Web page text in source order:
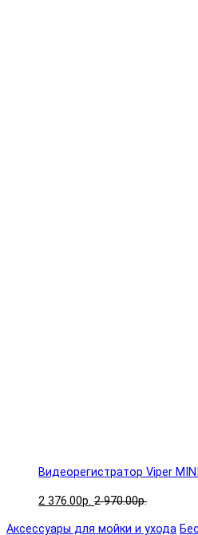
Видеорегистратор Viper MINI
2 376.00р. 2 970.00р.
Аксессуары для мойки и ухода